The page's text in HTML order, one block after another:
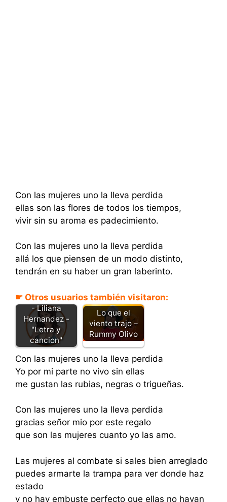
Con las mujeres uno la lleva perdida
ellas son las flores de todos los tiempos,
vivir sin su aroma es padecimiento.
Con las mujeres uno la lleva perdida
allá los que piensen de un modo distinto,
tendrán en su haber un gran laberinto.
☛ Otros usuarios también visitaron:
Preguntale a el
- Liliana
Hernandez -
"Letra y
cancion"
Lo que el
viento trajo –
Rummy Olivo
Con las mujeres uno la lleva perdida
Yo por mi parte no vivo sin ellas
me gustan las rubias, negras o trigueñas.
Con las mujeres uno la lleva perdida
gracias señor mio por este regalo
que son las mujeres cuanto yo las amo.
Las mujeres al combate si sales bien arreglado
puedes armarte la trampa para ver donde haz
estado
y no hay embuste perfecto que ellas no hayan